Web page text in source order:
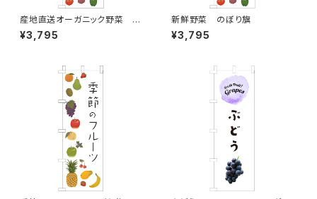
産地直送オーガニック野菜 の
ぼり旗
¥3,795
新鮮野菜 のぼり旗
¥3,795